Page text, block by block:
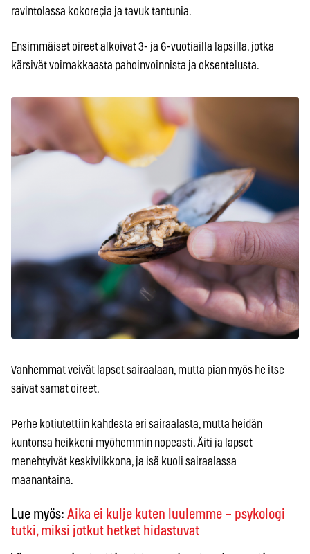
ravintolassa kokoreçia ja tavuk tantunia.
Ensimmäiset oireet alkoivat 3- ja 6-vuotiailla lapsilla, jotka
kärsivät voimakkaasta pahoinvoinnista ja oksentelusta.
Vanhemmat veivät lapset sairaalaan, mutta pian myös he itse
saivat samat oireet.
Perhe kotiutettiin kahdesta eri sairaalasta, mutta heidän
kuntonsa heikkeni myöhemmin nopeasti. Äiti ja lapset
menehtyivät keskiviikkona, ja isä kuoli sairaalassa
maanantaina.
Lue myös: Aika ei kulje kuten luulemme – psykologi
tutki, miksi jotkut hetket hidastuvat